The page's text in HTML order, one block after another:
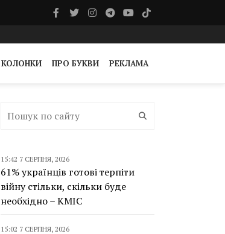
КОЛОНКИ ПРО БУКВИ РЕКЛАМА
15:42 7 СЕРПНЯ, 2026
61% українців готові терпіти
війну стільки, скільки буде
необхідно – КМІС
15:02 7 СЕРПНЯ, 2026